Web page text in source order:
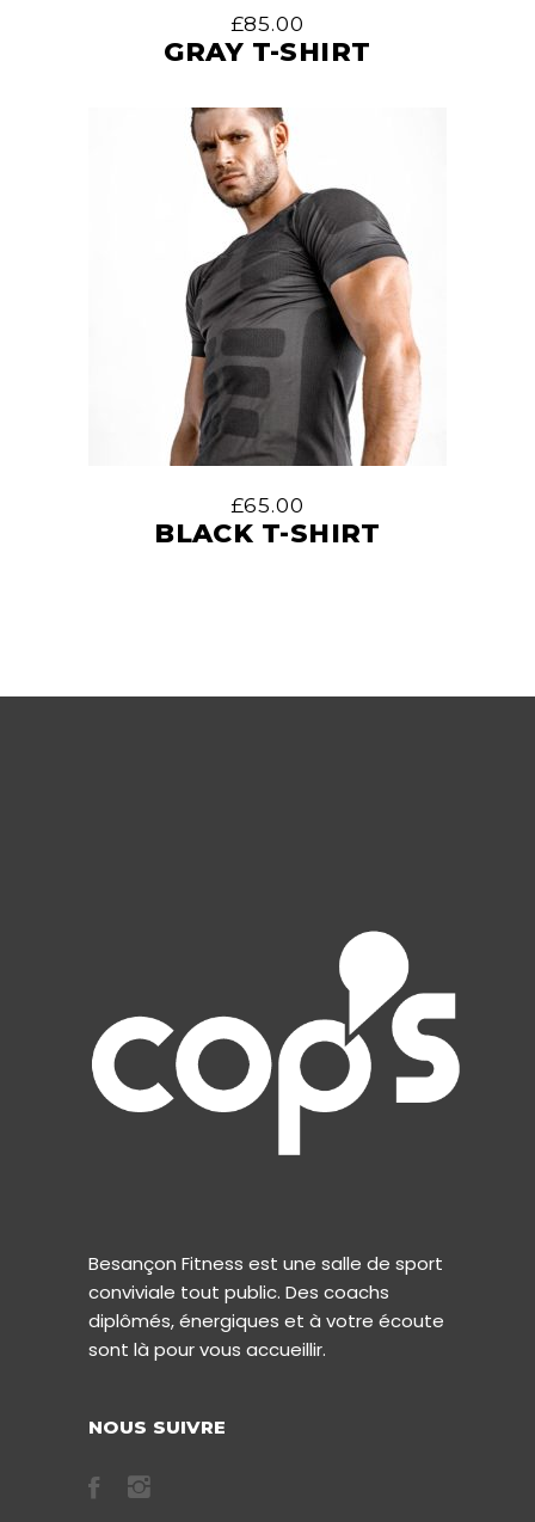
£85.00
GRAY T-SHIRT
£65.00
BLACK T-SHIRT
Besançon Fitness est une salle de sport
conviviale tout public. Des coachs
diplômés, énergiques et à votre écoute
sont là pour vous accueillir.
NOUS SUIVRE